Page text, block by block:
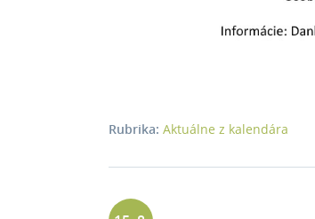
Rubrika: Aktuálne z kalendára